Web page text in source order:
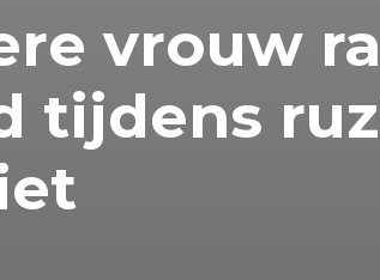
vrouw
tijdens